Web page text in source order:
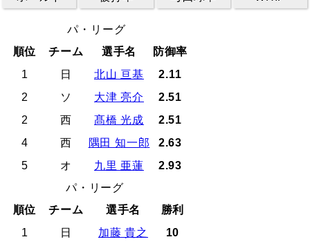
パ・リーグ
順位
チーム 選手名
防御率
1
日 北山 亘基
2.11
2
ソ 大津 亮介
2.51
2
西 髙橋 光成
2.51
4
西 隅田 知一郎
2.63
5
オ 九里 亜蓮
2.93
パ・リーグ
順位
チーム 選手名
勝利
1
日 加藤 貴之
10